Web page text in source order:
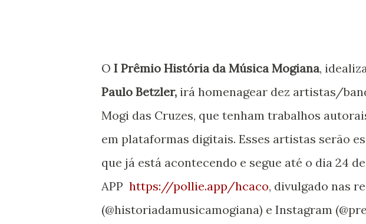
O I Prêmio História da Música Mogiana,
Paulo Betzler, irá homenagear dez artistas/
Mogi das Cruzes, que tenham trabalhos
em plataformas digitais. Esses artistas serão
que já está acontecendo e segue até o dia 24
APP https://pollie.app/hcaco, divulgado nas
(@historiadamusicamogiana) e Instagram